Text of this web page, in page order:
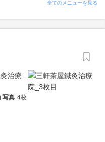
全てのメニューを見る
写真 4枚